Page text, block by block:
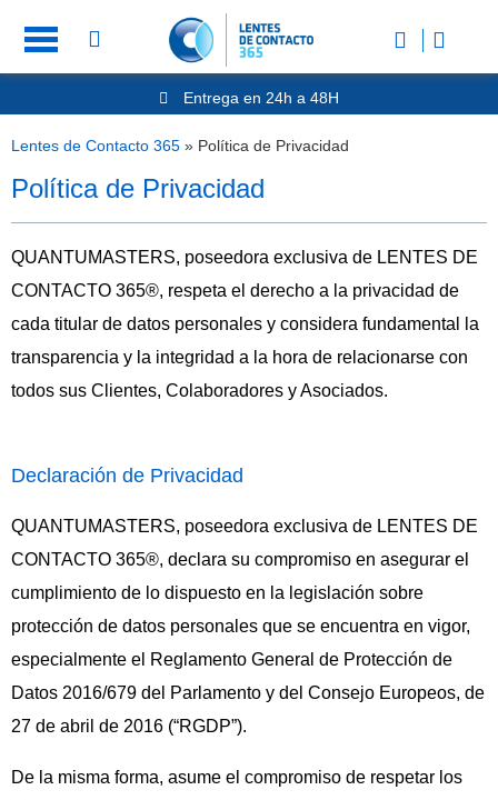
Entrega en 24h a 48H
-20% Gafas de Lectura
Nº1 en Opinión de los Clientes
Lentes de Contacto 365 » Política de Privacidad
Política de Privacidad
QUANTUMASTERS, poseedora exclusiva de LENTES DE
CONTACTO 365®, respeta el derecho a la privacidad de
cada titular de datos personales y considera fundamental la
transparencia y la integridad a la hora de relacionarse con
todos sus Clientes, Colaboradores y Asociados.
Declaración de Privacidad
QUANTUMASTERS, poseedora exclusiva de LENTES DE
CONTACTO 365®, declara su compromiso en asegurar el
cumplimiento de lo dispuesto en la legislación sobre
protección de datos personales que se encuentra en vigor,
especialmente el Reglamento General de Protección de
Datos 2016/679 del Parlamento y del Consejo Europeos, de
27 de abril de 2016 (“RGDP”).
De la misma forma, asume el compromiso de respetar los